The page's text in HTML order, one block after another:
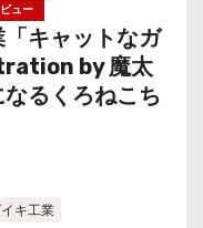
ュー
「キャットなガ
by 魔太
るくろねこち
キ工業